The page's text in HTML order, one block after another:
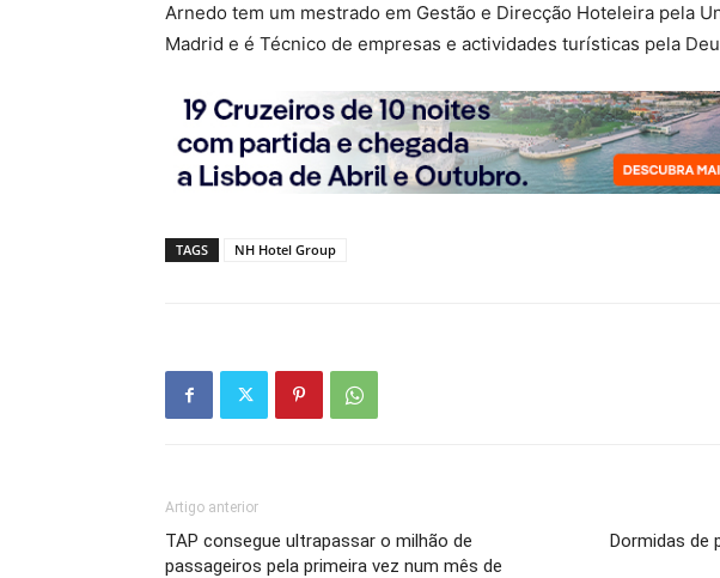
Arnedo tem um mestrado em Gestão e Direcção Hoteleira pela
Madrid e é Técnico de empresas e actividades turísticas pela
TAGS NH Hotel Group
Artigo anterior
TAP consegue ultrapassar o milhão de
passageiros pela primeira vez num mês de
Dormidas de